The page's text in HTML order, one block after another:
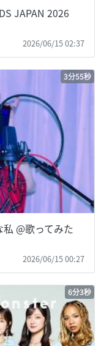
JAPAN 2026
2026/06/15 02:37
3分55秒
@歌ってみた
2026/06/15 00:27
6分3秒